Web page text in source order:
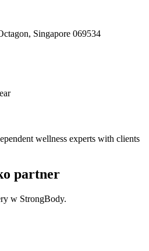
Singapore 069534
wellness experts with clients
partner
w StrongBody.